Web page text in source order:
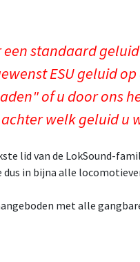
een standaard
ESU geluid
of u door ons
welk geluid u
lid van de LokSound-
dus in bijna alle
met alle